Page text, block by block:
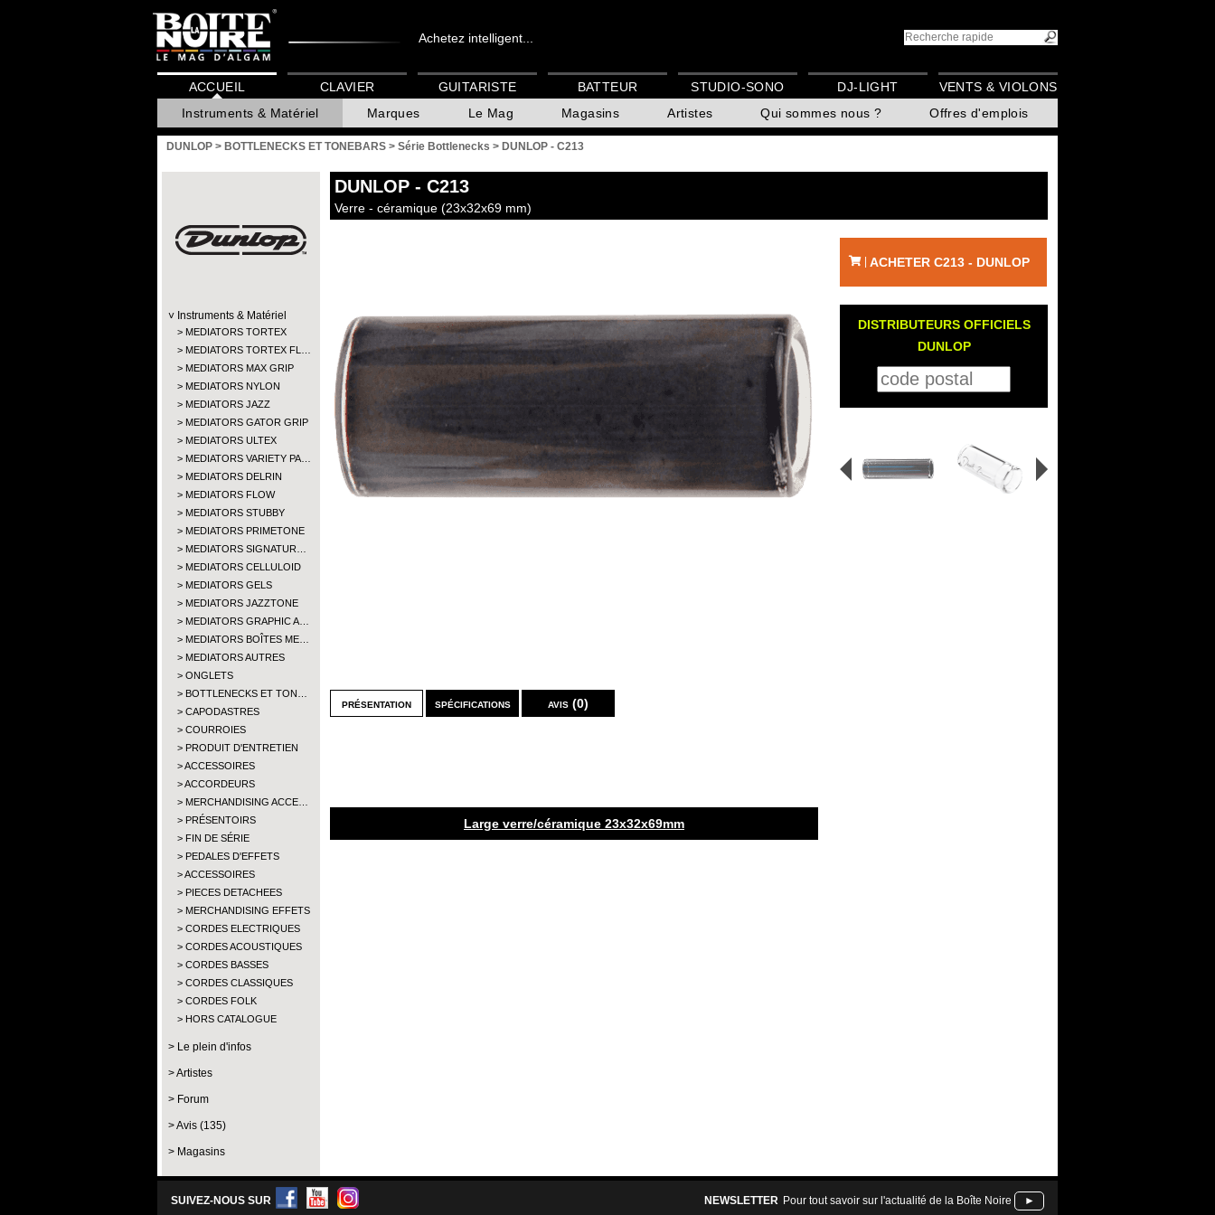
Achetez intelligent...
ACCUEIL
Instruments & Matériel
Marques Le Mag Magasins Artistes Qui sommes nous ? Offres d'emplois
CLAVIER GUITARISTE BATTEUR STUDIO-SONO DJ-LIGHT VENTS & VIOLONS
DUNLOP > BOTTLENECKS ET TONEBARS > Série Bottlenecks > DUNLOP - C213
Instruments & Matériel
MEDIATORS TORTEX
MEDIATORS TORTEX FL…
MEDIATORS MAX GRIP
MEDIATORS NYLON
MEDIATORS JAZZ
MEDIATORS GATOR GRIP
MEDIATORS ULTEX
MEDIATORS VARIETY PA…
MEDIATORS DELRIN
MEDIATORS FLOW
MEDIATORS STUBBY
MEDIATORS PRIMETONE
MEDIATORS SIGNATUR…
MEDIATORS CELLULOID
MEDIATORS GELS
MEDIATORS JAZZTONE
MEDIATORS GRAPHIC A…
MEDIATORS BOÎTES ME…
MEDIATORS AUTRES
ONGLETS
BOTTLENECKS ET TON…
CAPODASTRES
COURROIES
PRODUIT D'ENTRETIEN
ACCESSOIRES
ACCORDEURS
MERCHANDISING ACCE…
PRÉSENTOIRS
FIN DE SÉRIE
PEDALES D'EFFETS
ACCESSOIRES
PIECES DETACHEES
MERCHANDISING EFFETS
CORDES ELECTRIQUES
CORDES ACOUSTIQUES
CORDES BASSES
CORDES CLASSIQUES
CORDES FOLK
HORS CATALOGUE
Le plein d'infos
Artistes
Forum
Avis (135)
Magasins
DUNLOP - C213
Verre - céramique (23x32x69 mm)
présentation spécifications avis (0)
Large verre/céramique 23x32x69mm
ACHETER C213 - DUNLOP
DISTRIBUTEURS OFFICIELS
DUNLOP
SUIVEZ-NOUS SUR NEWSLETTER Pour tout savoir sur l'actualité de la Boîte Noire ►